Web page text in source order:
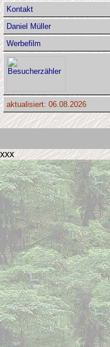
Kontakt
Daniel Müller
Werbefilm
aktualisiert: 06.08.2026
xxx